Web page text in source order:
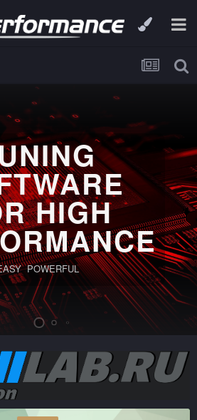
HIGH
POWERFUL